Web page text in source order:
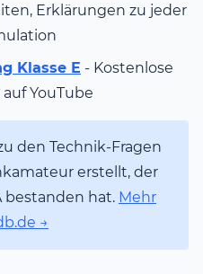
Erklärungen zu jeder
Klasse E - Kostenlose
YouTube
den Technik-Fragen
erstellt, der
bestanden hat. Mehr
→